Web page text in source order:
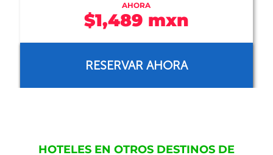
AHORA
$1,551 mxn
RESERVAR AHORA
HOTELES EN OTROS DESTINOS DE